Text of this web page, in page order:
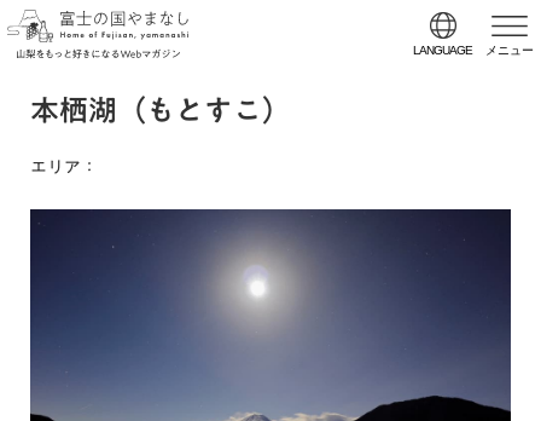
LANGUAGE メニュー
本栖湖（もとすこ）
エリア ：